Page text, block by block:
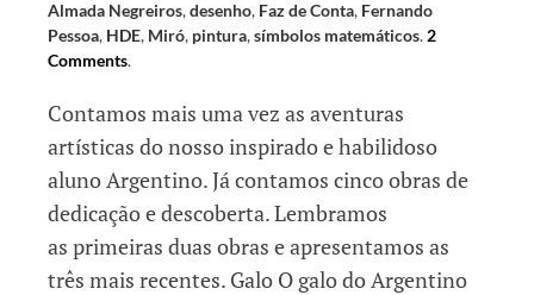
Almada Negreiros,desenho, Faz de Conta, Fernando
Pessoa, HDE, Miró, pintura,símbolos matemáticos. 2
Comments.
Contamos mais uma vez as aventuras
artísticas do nosso inspirado e habilidoso
aluno Argentino. Já contamos cinco obras de
dedicação e descoberta. Lembramos
as primeiras duas obras e apresentamos as
três mais recentes. Galo O galo do Argentino